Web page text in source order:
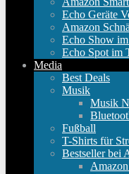
Echo Geräte
Amazon
Echo Show
Echo Spot im
Media
Best Deals
Musik
Musik
Fußball
T-Shirts für
Bestseller bei